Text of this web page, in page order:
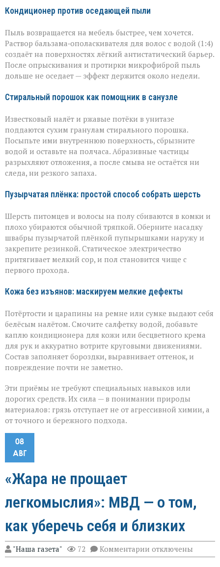
Кондиционер против оседающей пыли
Пыль возвращается на мебель быстрее, чем хочется.
Раствор бальзама‑ополаскивателя для волос с водой (1:4)
создаёт на поверхностях лёгкий антистатический барьер.
После опрыскивания и протирки микрофиброй пыль
дольше не оседает — эффект держится около недели.
Стиральный порошок как помощник в санузле
Известковый налёт и ржавые потёки в унитазе
поддаются сухим гранулам стирального порошка.
Посыпьте ими внутреннюю поверхность, сбрызните
водой и оставьте на полчаса. Абразивные частицы
разрыхляют отложения, а после смыва не остаётся ни
следа, ни резкого запаха.
Пузырчатая плёнка: простой способ собрать шерсть
Шерсть питомцев и волосы на полу сбиваются в комки и
плохо убираются обычной тряпкой. Оберните насадку
швабры пузырчатой плёнкой пупырышками наружу и
закрепите резинкой. Статическое электричество
притягивает мелкий сор, и пол становится чище с
первого прохода.
Кожа без изъянов: маскируем мелкие дефекты
Потёртости и царапины на ремне или сумке выдают себя
белёсым налётом. Смочите салфетку водой, добавьте
каплю кондиционера для кожи или бесцветного крема
для рук и аккуратно вотрите круговыми движениями.
Состав заполняет бороздки, выравнивает оттенок, и
повреждение почти не заметно.
Эти приёмы не требуют специальных навыков или
дорогих средств. Их сила — в понимании природы
материалов: грязь отступает не от агрессивной химии, а
от точного и бережного подхода.
08
АВГ
«Жара не прощает
легкомыслия»: МВД — о том,
как уберечь себя и близких
"Наша газета" 72 Комментарии к
записи
отключены